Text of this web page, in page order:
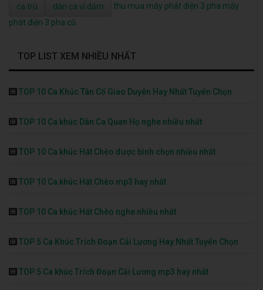
ca trù dân ca ví dặm thu mua máy phát điện 3 pha máy
phát điện 3 pha cũ
TOP LIST XEM NHIỀU NHẤT
TOP 10 Ca Khúc Tân Cổ Giao Duyên Hay Nhất Tuyển Chọn
TOP 10 Ca khúc Dân Ca Quan Họ nghe nhiều nhất
TOP 10 Ca khúc Hát Chèo được bình chọn nhiều nhất
TOP 10 Ca khúc Hát Chèo mp3 hay nhất
TOP 10 Ca khúc Hát Chèo nghe nhiều nhất
TOP 5 Ca Khúc Trích Đoạn Cải Lương Hay Nhất Tuyển Chọn
TOP 5 Ca khúc Trích Đoạn Cải Lương mp3 hay nhất